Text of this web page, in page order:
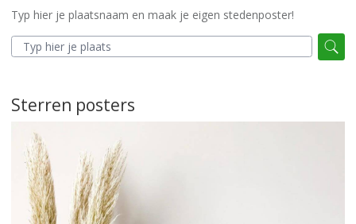
Typ hier je plaatsnaam en maak je eigen stedenposter!
Sterren posters